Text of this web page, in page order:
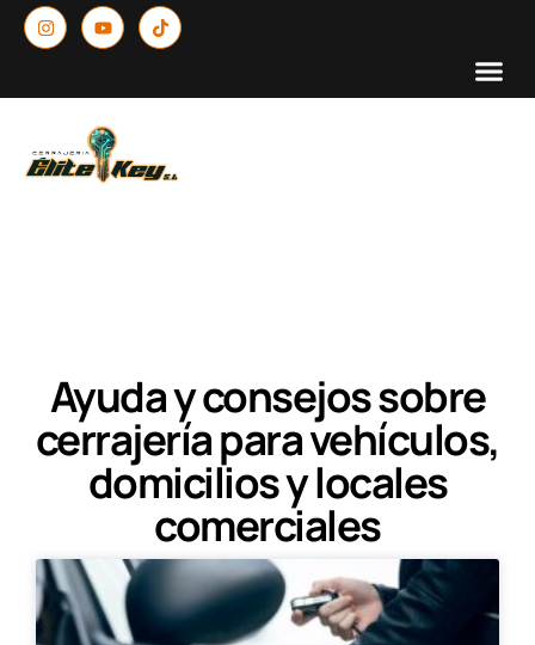
Ayuda y consejos sobre
cerrajería para vehículos,
domicilios y locales
comerciales